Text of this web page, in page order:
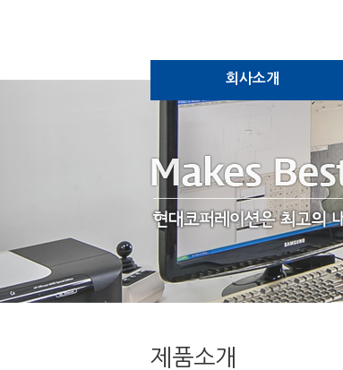
회사소개
제품소개